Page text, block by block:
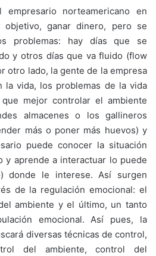
norteamericano en
ganar dinero, pero se
problemas: hay días que se
y otros días que va fluido (flow
otro lado, la gente de la empresa
la vida, los problemas de la vida
mejor controlar el ambiente
almacenes o los gallineros
más o poner más huevos) y
puede conocer la situación
y aprende a interactuar lo puede
donde le interese. Así surgen
de la regulación emocional: el
ambiente y el último, un tanto
emocional. Así pues, la
diversas técnicas de control,
del ambiente, control del